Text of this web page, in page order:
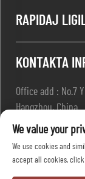
RAPIDAJ
KONTAKTA
Office add : No.7
Hangzhou, China
Poŝtmesaĝo :
+86-13967169961
We value your
We use cookies and
accept all cookies,